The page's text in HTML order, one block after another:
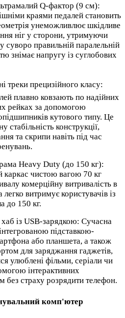
Q-фактор (9 см):
краями педалей становить
унеможливлює шкідливе
ніг у сторони, утримуючи
суворо правильній паралельній
знімає напругу із суглобових
треки прецизійного класу:
плавно ковзають по надійних
рейках за допомогою
кутового типу. Це
стабільність конструкції,
та скрипи навіть під час
Heavy Duty (до 150 кг):
каркас чистою вагою 70 кг
комерційну витривалість в
витримує користувачів із
до 150 кг.
із USB-зарядкою: Сучасна
підставкою-
або планшета, а також
для заряджання гаджетів,
улюблені фільми, серіали чи
інтерактивних
без страху розрядити телефон.
комп'ютер